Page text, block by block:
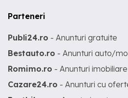
Parteneri
Publi24.ro - Anunturi gratuite
Bestauto.ro - Anunturi auto/
Romimo.ro - Anunturi imobiliare
Cazare24.ro - Anunturi cu